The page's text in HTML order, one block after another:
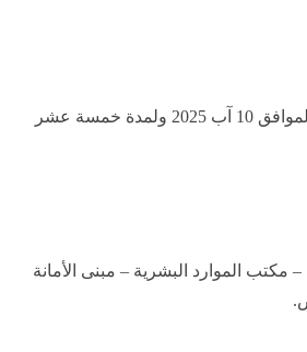
اعتباراً من يوم الأحد الموافق 10 آب 2025 ولمدة خمسة عشر
– مكتب الموارد البشرية – مبنى الأمانة